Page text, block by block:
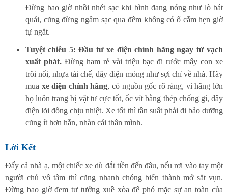
Đừng bao giờ nhồi nhét sạc khi bình đang nóng như lò bát
quái, cũng đừng ngâm sạc qua đêm không có ổ cắm hẹn giờ
tự ngắt.
Tuyệt chiêu 5: Đầu tư xe điện chính hãng ngay từ vạch
xuất phát. Đừng ham rẻ vài triệu bạc đi rước mấy con xe
trôi nổi, nhựa tái chế, dây điện mỏng như sợi chỉ về nhà. Hãy
mua xe điện chính hãng, có nguồn gốc rõ ràng, vì hãng lớn
họ luôn trang bị vật tư cực tốt, ốc vít bằng thép chống gỉ, dây
điện lõi đồng chịu nhiệt. Xe tốt thì tần suất phải đi bảo dưỡng
cũng ít hơn hẳn, nhàn cái thân mình.
Lời Kết
Đấy cả nhà ạ, một chiếc xe dù đắt tiền đến đâu, nếu rơi vào tay một
người chủ vô tâm thì cũng nhanh chóng biến thành mớ sắt vụn.
Đừng bao giờ đem tư tưởng xuề xòa để phó mặc sự an toàn của